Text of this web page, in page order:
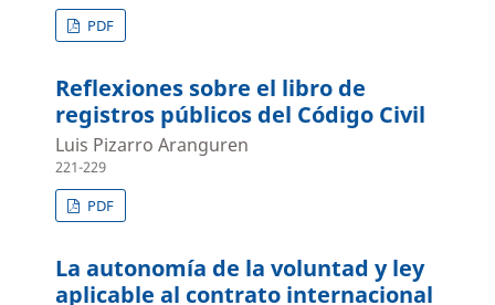
PDF
Reflexiones sobre el libro de
registros públicos del Código Civil
Luis Pizarro Aranguren
221-229
PDF
La autonomía de la voluntad y ley
aplicable al contrato internacional